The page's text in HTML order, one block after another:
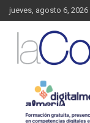
Saltar
al
contenido
jueves, agosto 6, 2026
La
Almanzora y sus